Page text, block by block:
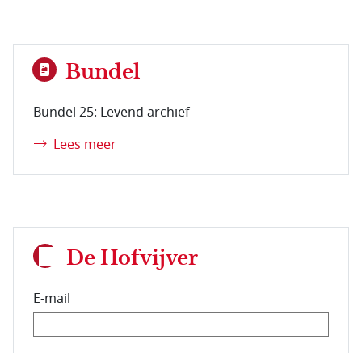
Bundel
Bundel 25: Levend archief
Lees meer
De Hofvijver
E-mail